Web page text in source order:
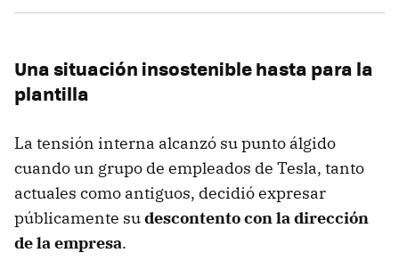
Una situación insostenible hasta para la
plantilla
La tensión interna alcanzó su punto álgido
cuando un grupo de empleados de Tesla, tanto
actuales como antiguos, decidió expresar
públicamente sudescontento con la dirección
de la empresa.